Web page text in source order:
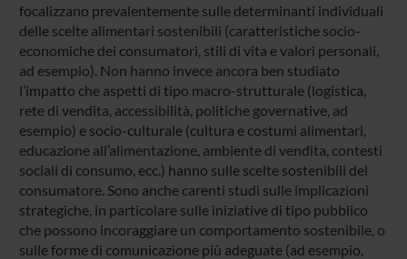
focalizzano prevalentemente sulle determinanti individuali
delle scelte alimentari sostenibili (caratteristiche socio-
economiche dei consumatori, stili di vita e valori personali,
ad esempio). Non hanno invece ancora ben studiato
l’impatto che aspetti di tipo macro-strutturale (logistica,
rete di vendita, accessibilità, politiche governative, ad
esempio) e socio-culturale (cultura e costumi alimentari,
educazione all’alimentazione, ambiente di vendita, contesti
sociali di consumo, ecc.) hanno sulle scelte sostenibili del
consumatore. Sono anche carenti studi sulle implicazioni
strategiche, in particolare sulle iniziative di tipo pubblico
che possono incoraggiare un comportamento sostenibile, o
sulle forme di comunicazione più adeguate (ad esempio,